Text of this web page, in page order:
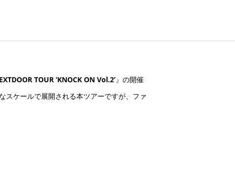
TOUR ‘KNOCK ON Vol.2’』の開催
スケールで展開される本ツアーですが、ファ